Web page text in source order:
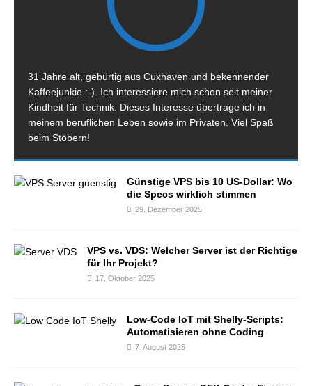
31 Jahre alt, gebürtig aus Cuxhaven und bekennender
Kaffeejunkie :-). Ich interessiere mich schon seit meiner
Kindheit für Technik. Dieses Interesse übertrage ich in
meinem beruflichen Leben sowie im Privaten. Viel Spaß
beim Stöbern!
Günstige VPS bis 10 US-Dollar: Wo
die Specs wirklich stimmen
29. Dezember 2025
VPS vs. VDS: Welcher Server ist der Richtige
für Ihr Projekt?
17. Oktober 2025
Low-Code IoT mit Shelly-Scripts:
Automatisieren ohne Coding
7. August 2025